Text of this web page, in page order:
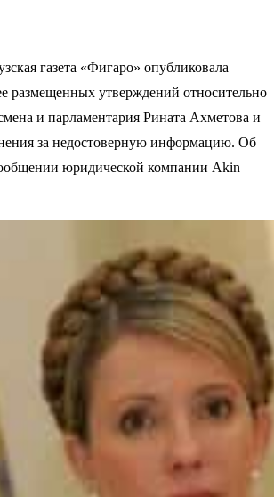
газета «Фигаро» опубликовала
размещенных утверждений относительно
и парламентария Рината Ахметова и
за недостоверную информацию. Об
юридической компании Akin